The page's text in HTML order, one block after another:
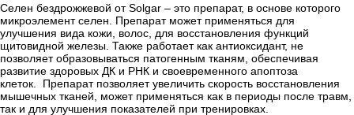
Селен бездрожжевой от Solgar – это препарат, в основе которого
микроэлемент селен. Препарат может применяться для
улучшения вида кожи, волос, для восстановления функций
щитовидной железы. Также работает как антиоксидант, не
позволяет образовываться патогенным тканям, обеспечивая
развитие здоровых ДК и РНК и своевременного апоптоза
клеток. Препарат позволяет увеличить скорость восстановления
мышечных тканей, может применяться как в периоды после травм,
так и для улучшения показателей при тренировках.